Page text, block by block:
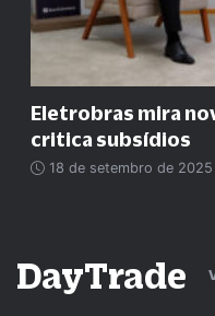
Eletrobras mira
critica subsídios
18 de setembro de 2025
DayTrade